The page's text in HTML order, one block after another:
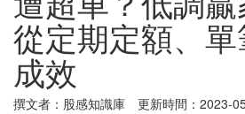
從定期定額、
成效
撰文者：股感知識庫 更新時間：2023-